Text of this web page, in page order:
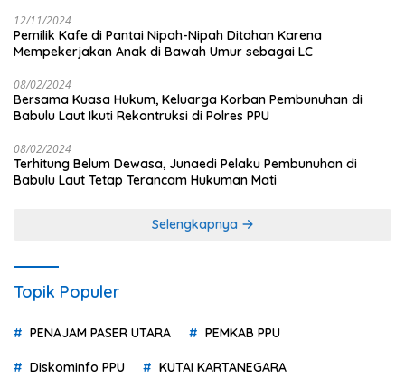
12/11/2024
Pemilik Kafe di Pantai Nipah-Nipah Ditahan Karena
Mempekerjakan Anak di Bawah Umur sebagai LC
08/02/2024
Bersama Kuasa Hukum, Keluarga Korban Pembunuhan di
Babulu Laut Ikuti Rekontruksi di Polres PPU
08/02/2024
Terhitung Belum Dewasa, Junaedi Pelaku Pembunuhan di
Babulu Laut Tetap Terancam Hukuman Mati
Selengkapnya
Topik Populer
PENAJAM PASER UTARA PEMKAB PPU
Diskominfo PPU KUTAI KARTANEGARA